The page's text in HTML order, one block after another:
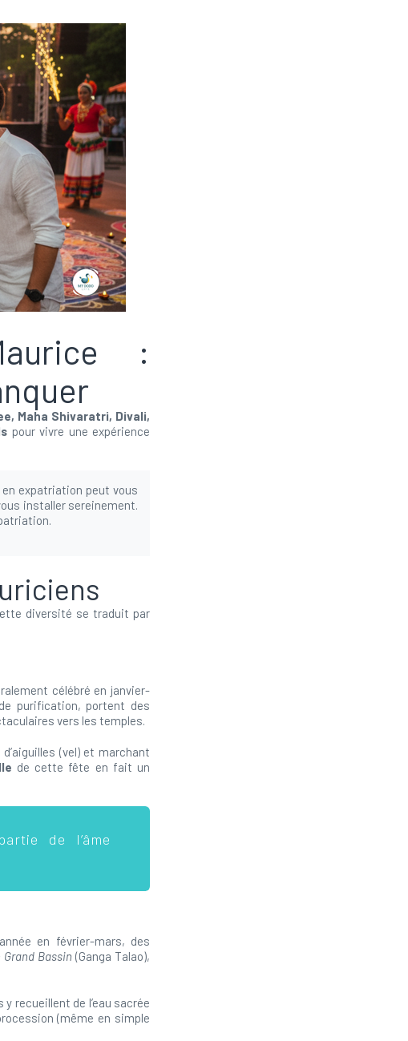
:
Maha Shivaratri, Divali,
pour vivre une expérience
en expatriation peut vous
installer sereinement.
diversité se traduit par
célébré en janvier-
purification, portent des
vers les temples.
(vel) et marchant
de cette fête en fait un
de l’âme
en février-mars, des
Bassin (Ganga Talao),
recueillent de l’eau sacrée
(même en simple